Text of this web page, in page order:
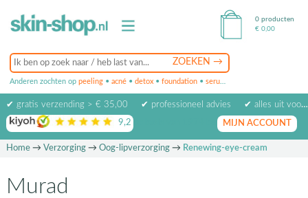
Anderen zochten op peeling • acné • detox • foundation • serum
0 producten
€ 0,00
✔ gratis verzending > € 35,00 ✔ professioneel advies
✔ alles uit voorraad leverbaar
9,2 op basis van beoordelingen
MIJN ACCOUNT
Home→ Verzorging→ Oog-lipverzorging→ Renewing-eye-cream
Murad